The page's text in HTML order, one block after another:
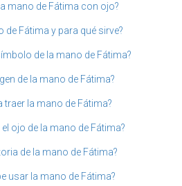
mano de Fátima con ojo?
de Fátima y para qué sirve?
de la mano de Fátima?
de la mano de Fátima?
traer la mano de Fátima?
ojo de la mano de Fátima?
de la mano de Fátima?
usar la mano de Fátima?